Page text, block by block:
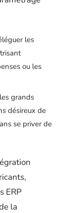
les
ou les
grands
désireux de
se priver de
ERP
la